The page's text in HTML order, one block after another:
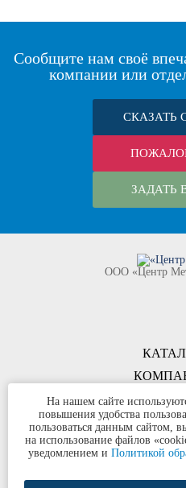
Сообщите нам своё
компании или
СКАЗАТЬ
ЗАДАТЬ
ООО «Центр
©ООО «Центр
Все права
Политика
На нашем сайте
повышения удобства
пользоваться данным сайтом,
на использование файлов
уведомлением и Политикой